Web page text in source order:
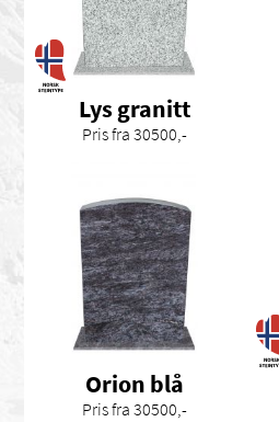
Lys granitt
Pris fra 30500,-
Orion blå
Pris fra 30500,-